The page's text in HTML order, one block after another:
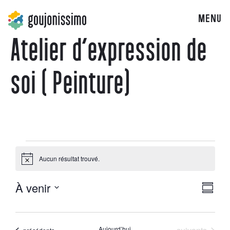
MENU
Atelier d’expression de
soi ( Peinture)
Notice Aucun résultat trouvé.
par
de
À venir